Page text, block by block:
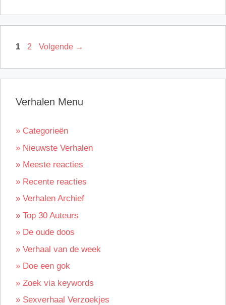
Pagina
1 Pagina
2 Volgende →
Verhalen Menu
» Categorieën
» Nieuwste Verhalen
» Meeste reacties
» Recente reacties
» Verhalen Archief
» Top 30 Auteurs
» De oude doos
» Verhaal van de week
» Doe een gok
» Zoek via keywords
» Sexverhaal Verzoekjes